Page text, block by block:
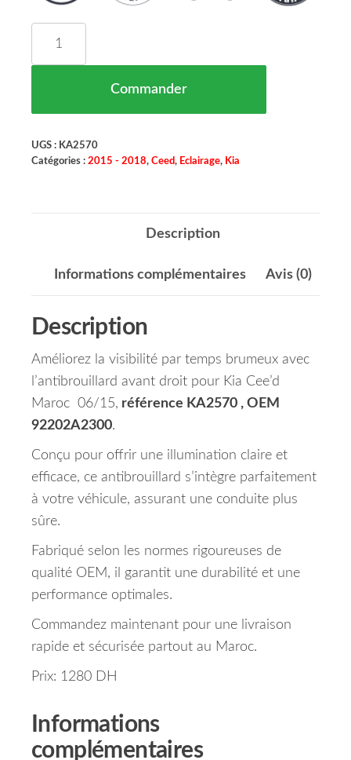
Commander
UGS : KA2570
Catégories : 2015 - 2018, Ceed, Eclairage, Kia
Description
Informations complémentaires Avis (0)
Description
Améliorez la visibilité par temps brumeux avec
l’antibrouillard avant droit pour Kia Cee’d
Maroc 06/15, référence KA2570 , OEM
92202A2300.
Conçu pour offrir une illumination claire et
efficace, ce antibrouillard s’intègre parfaitement
à votre véhicule, assurant une conduite plus
sûre.
Fabriqué selon les normes rigoureuses de
qualité OEM, il garantit une durabilité et une
performance optimales.
Commandez maintenant pour une livraison
rapide et sécurisée partout au Maroc.
Prix: 1280 DH
Informations
complémentaires